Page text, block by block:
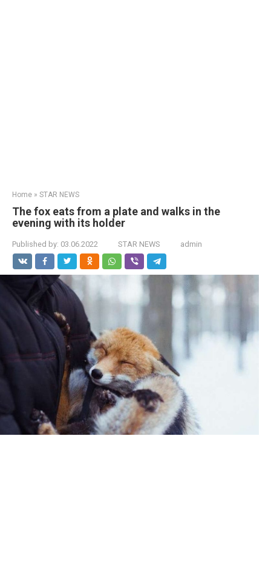
Home » STAR NEWS
The fox eats from a plate and walks in the
evening with its holder
Published by: 03.06.2022 STAR NEWS admin